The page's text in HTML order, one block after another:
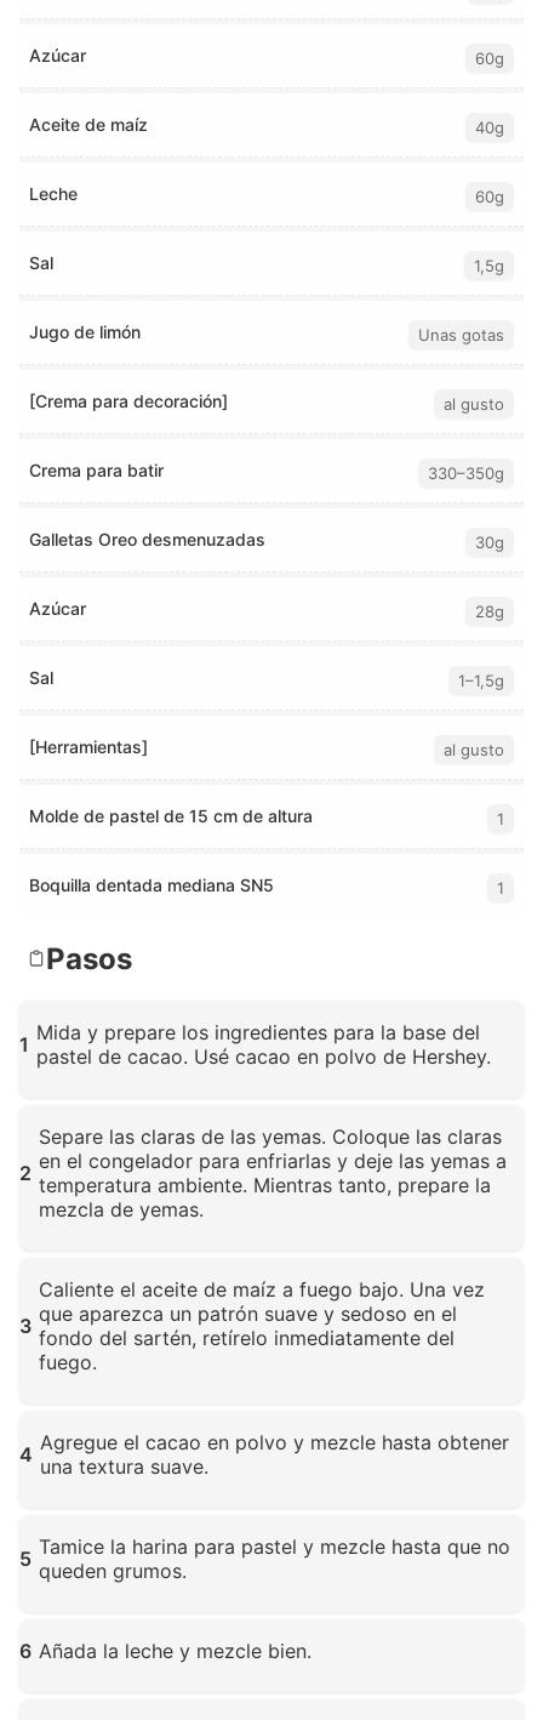
Azúcar 60g
Aceite de maíz 40g
Leche 60g
Sal 1,5g
Jugo de limón Unas gotas
[Crema para decoración] al gusto
Crema para batir 330–350g
Galletas Oreo desmenuzadas 30g
Azúcar 28g
Sal 1–1,5g
[Herramientas] al gusto
Molde de pastel de 15 cm de altura 1
Boquilla dentada mediana SN5 1
Pasos
1 Mida y prepare los ingredientes para la base del
pastel de cacao. Usé cacao en polvo de Hershey.
2
Separe las claras de las yemas. Coloque las claras
en el congelador para enfriarlas y deje las yemas a
temperatura ambiente. Mientras tanto, prepare la
mezcla de yemas.
3
Caliente el aceite de maíz a fuego bajo. Una vez
que aparezca un patrón suave y sedoso en el
fondo del sartén, retírelo inmediatamente del
fuego.
4 Agregue el cacao en polvo y mezcle hasta obtener
una textura suave.
5 Tamice la harina para pastel y mezcle hasta que no
queden grumos.
6 Añada la leche y mezcle bien.